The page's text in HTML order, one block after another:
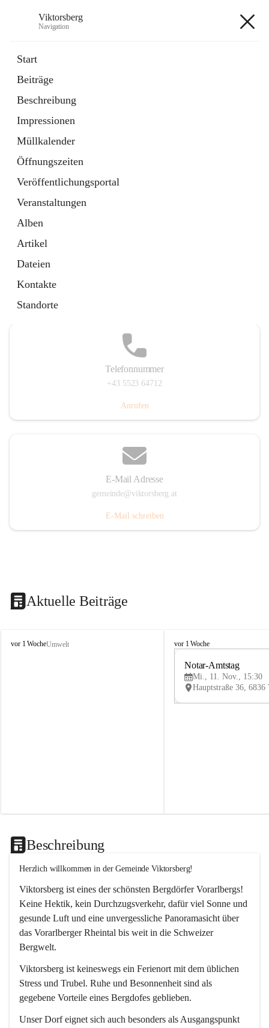
Viktorsberg
Navigation
Start
Beiträge
Beschreibung
Impressionen
Müllkalender
Öffnungszeiten
Veröffentlichungsportal
Veranstaltungen
Alben
Artikel
Dateien
Kontakte
Standorte
1 Schnellzugriff
Bürgerservice
10 Schnellzugriffe
Telefonnummer
+43 5523 64712
Anrufen
E-Mail Adresse
gemeinde@viktorsberg.at
E-Mail schreiben
Aktuelle Beiträge
V
vor 1 WocheUmwelt
V
vor 1 Woche
Notar-Amtstag
Mi., 11. Nov., 15:30
Beschreibung
Herzlich willkommen in der Gemeinde Viktorsberg!
Viktorsberg ist eines der schönsten Bergdörfer Vorarlbergs!
Keine Hektik, kein Durchzugsverkehr, dafür viel Sonne und
gesunde Luft und eine unvergessliche Panoramasicht über
das Vorarlberger Rheintal bis weit in die Schweizer
Bergwelt.
Viktorsberg ist keineswegs ein Ferienort mit dem üblichen
Stress und Trubel. Ruhe und Besonnenheit sind als
gegebene Vorteile eines Bergdofes geblieben.
Unser Dorf eignet sich auch besonders als Ausgangspunkt